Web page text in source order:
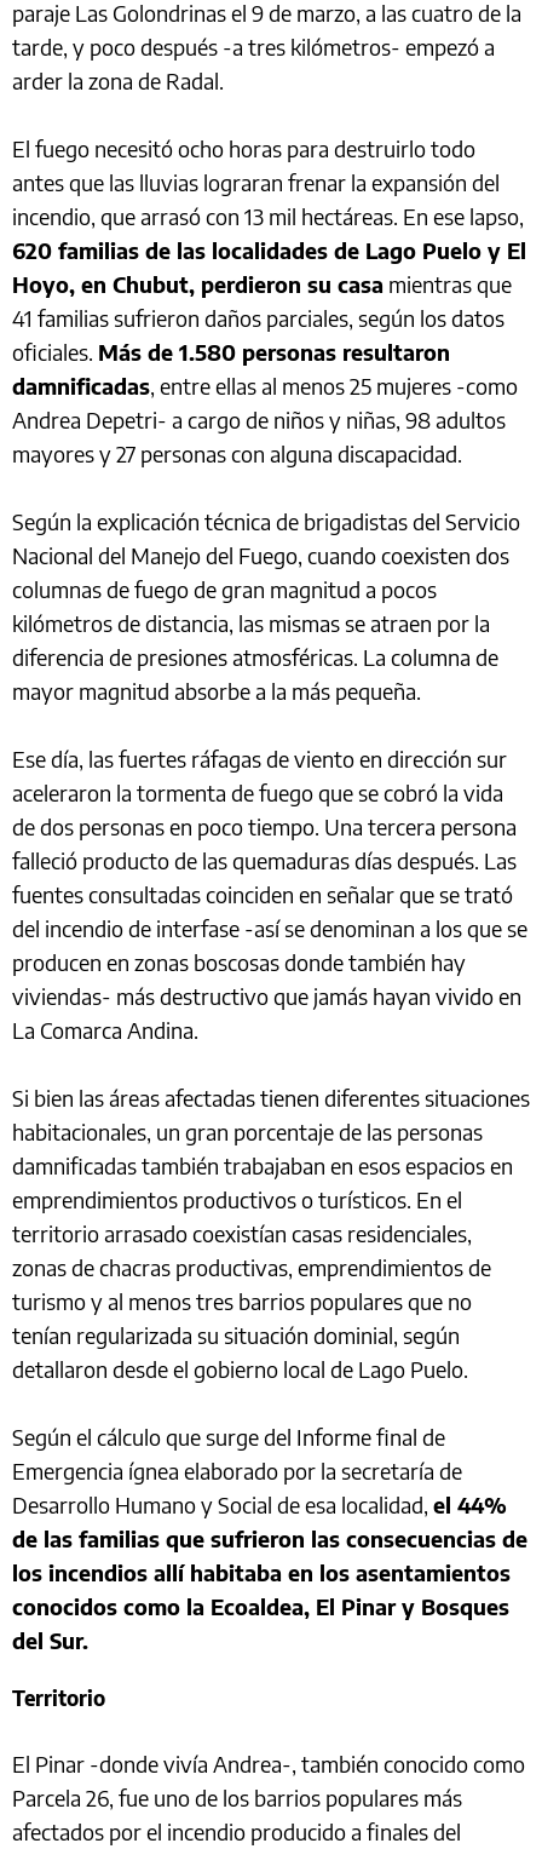
paraje Las Golondrinas el 9 de marzo, a las cuatro de la
tarde, y poco después -a tres kilómetros- empezó a
arder la zona de Radal.
El fuego necesitó ocho horas para destruirlo todo
antes que las lluvias lograran frenar la expansión del
incendio, que arrasó con 13 mil hectáreas. En ese lapso,
620 familias de las localidades de Lago Puelo y El
Hoyo, en Chubut, perdieron su casa mientras que
41 familias sufrieron daños parciales, según los datos
oficiales. Más de 1.580 personas resultaron
damnificadas , entre ellas al menos 25 mujeres -como
Andrea Depetri- a cargo de niños y niñas, 98 adultos
mayores y 27 personas con alguna discapacidad.
Según la explicación técnica de brigadistas del Servicio
Nacional del Manejo del Fuego, cuando coexisten dos
columnas de fuego de gran magnitud a pocos
kilómetros de distancia, las mismas se atraen por la
diferencia de presiones atmosféricas. La columna de
mayor magnitud absorbe a la más pequeña.
Ese día, las fuertes ráfagas de viento en dirección sur
aceleraron la tormenta de fuego que se cobró la vida
de dos personas en poco tiempo. Una tercera persona
falleció producto de las quemaduras días después. Las
fuentes consultadas coinciden en señalar que se trató
del incendio de interfase -así se denominan a los que se
producen en zonas boscosas donde también hay
viviendas- más destructivo que jamás hayan vivido en
La Comarca Andina.
Si bien las áreas afectadas tienen diferentes situaciones
habitacionales, un gran porcentaje de las personas
damnificadas también trabajaban en esos espacios en
emprendimientos productivos o turísticos. En el
territorio arrasado coexistían casas residenciales,
zonas de chacras productivas, emprendimientos de
turismo y al menos tres barrios populares que no
tenían regularizada su situación dominial, según
detallaron desde el gobierno local de Lago Puelo.
Según el cálculo que surge del Informe final de
Emergencia ígnea elaborado por la secretaría de
Desarrollo Humano y Social de esa localidad, el 44%
de las familias que sufrieron las consecuencias de
los incendios allí habitaba en los asentamientos
conocidos como la Ecoaldea, El Pinar y Bosques
del Sur.
Territorio
El Pinar -donde vivía Andrea-, también conocido como
Parcela 26, fue uno de los barrios populares más
afectados por el incendio producido a finales del